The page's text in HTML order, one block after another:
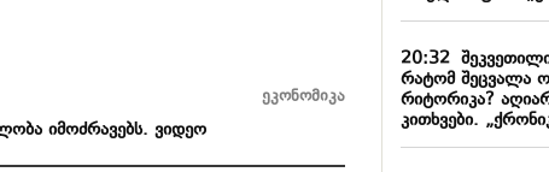
ეკონომიკა
იმოძრავებს. ვიდეო
20:32
რატომ შეცვალა
რიტორიკა?
კითხვები.